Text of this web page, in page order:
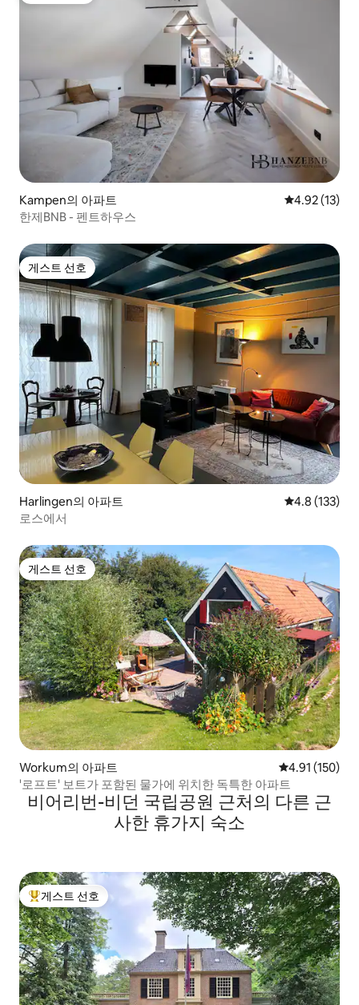
Kampen의 아파트 평점 4.92점
4.92 (13)
한제BNB - 펜트하우스
게스트 선호
게스트 선호
Harlingen의 아파트 평점 4.8점(5
4.8 (133)
로스에서
게스트 선호
게스트 선호
Workum의 아파트 평점 4.91점(5
4.91 (150)
'로프트' 보트가 포함된 물가에 위치한 독특한 아파트
비어리번-비던 국립공원 근처의 다른 근
사한 휴가지 숙소
상위 게스트 선호
게스트 선호